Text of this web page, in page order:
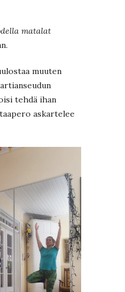
matalat
muuten
tehdä ihan
askartelee